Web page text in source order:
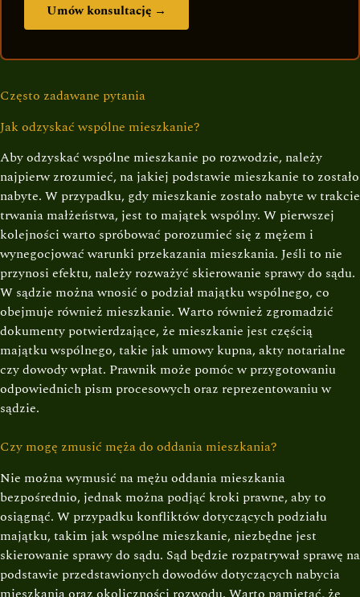
Umów konsultację →
Często zadawane pytania
Jak odzyskać wspólne mieszkanie?
Aby odzyskać wspólne mieszkanie po rozwodzie, należy
najpierw zrozumieć, na jakiej podstawie mieszkanie to zostało
nabyte. W przypadku, gdy mieszkanie zostało nabyte w trakcie
trwania małżeństwa, jest to majątek wspólny. W pierwszej
kolejności warto spróbować porozumieć się z mężem i
wynegocjować warunki przekazania mieszkania. Jeśli to nie
przynosi efektu, należy rozważyć skierowanie sprawy do sądu.
W sądzie można wnosić o podział majątku wspólnego, co
obejmuje również mieszkanie. Warto również zgromadzić
dokumenty potwierdzające, że mieszkanie jest częścią
majątku wspólnego, takie jak umowy kupna, akty notarialne
czy dowody wpłat. Prawnik może pomóc w przygotowaniu
odpowiednich pism procesowych oraz reprezentowaniu w
sądzie.
Czy mogę zmusić męża do oddania mieszkania?
Nie można wymusić na mężu oddania mieszkania
bezpośrednio, jednak można podjąć kroki prawne, aby to
osiągnąć. W przypadku konfliktów dotyczących podziału
majątku, takim jak wspólne mieszkanie, niezbędne jest
skierowanie sprawy do sądu. Sąd będzie rozpatrywał sprawę na
podstawie przedstawionych dowodów dotyczących nabycia